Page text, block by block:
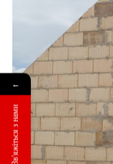
←
Зв'яжіться з нами